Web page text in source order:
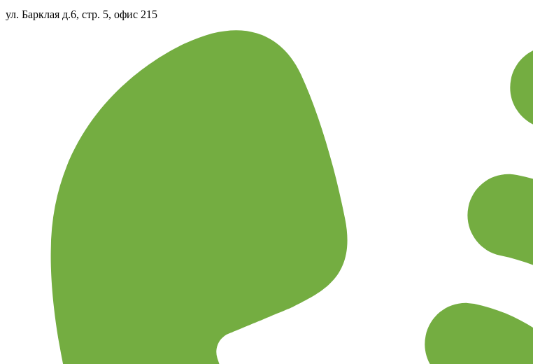
ул. Барклая д.6, стр. 5, офис 215